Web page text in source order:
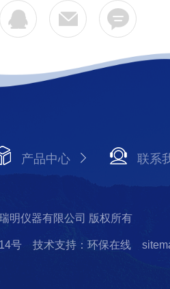
产品中心 联系
明仪器有限公司 版权所有
号 技术支持：环保在线